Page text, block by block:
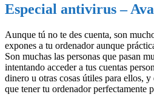
Especial antivirus –
Aunque tú no te des cuenta, son
expones a tu ordenador aunque
Son muchas las personas que pasan
intentando acceder a tus cuentas
dinero u otras cosas útiles para ellos, y
que tener tu ordenador perfectamente